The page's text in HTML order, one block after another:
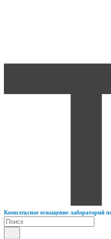
Комплексное оснащение лабораторий